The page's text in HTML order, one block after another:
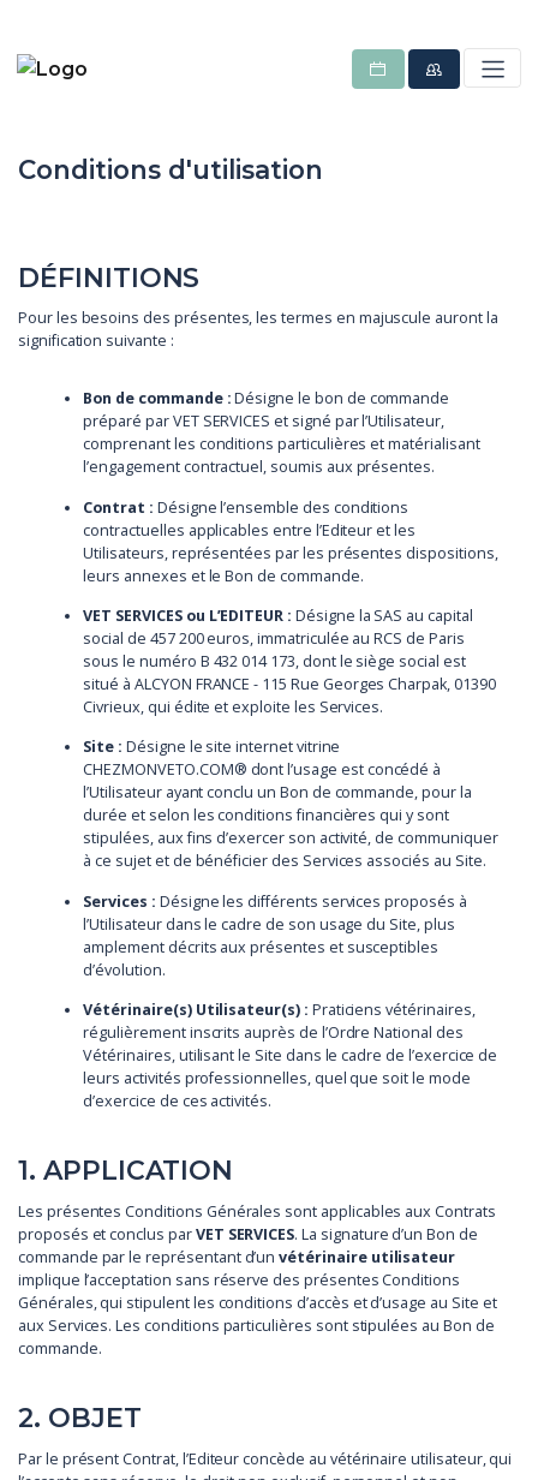
Conditions d'utilisation
DÉFINITIONS
Pour les besoins des présentes, les termes en majuscule auront la
signification suivante :
Bon de commande :Désigne le bon de commande
préparé par VET SERVICES et signé par l’Utilisateur,
comprenant les conditions particulières et matérialisant
l’engagement contractuel, soumis aux présentes.
Contrat : Désigne l’ensemble des conditions
contractuelles applicables entre l’Editeur et les
Utilisateurs, représentées par les présentes dispositions,
leurs annexes et le Bon de commande.
VET SERVICES ou L’EDITEUR : Désigne la SAS au capital
social de 457 200 euros, immatriculée au RCS de Paris
sous le numéro B 432 014 173, dont le siège social est
situé à ALCYON FRANCE - 115 Rue Georges Charpak, 01390
Civrieux, qui édite et exploite les Services.
Site : Désigne le site internet vitrine
CHEZMONVETO.COM® dont l’usage est concédé à
l’Utilisateur ayant conclu un Bon de commande, pour la
durée et selon les conditions financières qui y sont
stipulées, aux fins d’exercer son activité, de communiquer
à ce sujet et de bénéficier des Services associés au Site.
Services : Désigne les différents services proposés à
l’Utilisateur dans le cadre de son usage du Site, plus
amplement décrits aux présentes et susceptibles
d’évolution.
Vétérinaire(s) Utilisateur(s) : Praticiens vétérinaires,
régulièrement inscrits auprès de l’Ordre National des
Vétérinaires, utilisant le Site dans le cadre de l’exercice de
leurs activités professionnelles, quel que soit le mode
d’exercice de ces activités.
1. APPLICATION
Les présentes Conditions Générales sont applicables aux Contrats
proposés et conclus parVET SERVICES. La signature d’un Bon de
commande par le représentant d’unvétérinaire utilisateur
implique l’acceptation sans réserve des présentes Conditions
Générales, qui stipulent les conditions d’accès et d’usage au Site et
aux Services. Les conditions particulières sont stipulées au Bon de
commande.
2. OBJET
Par le présent Contrat, l’Editeur concède au vétérinaire utilisateur, qui